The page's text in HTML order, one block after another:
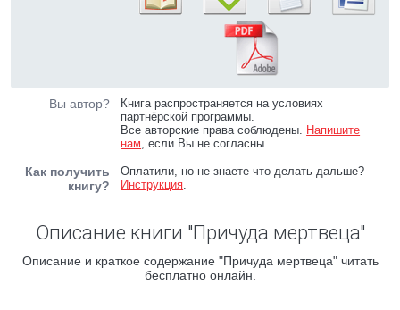
Вы автор?
Книга распространяется на условиях
партнёрской программы.
Все авторские права соблюдены. Напишите
нам, если Вы не согласны.
Как получить
книгу?
Оплатили, но не знаете что делать дальше?
Инструкция.
Описание книги "Причуда мертвеца"
Описание и краткое содержание "Причуда мертвеца" читать
бесплатно онлайн.